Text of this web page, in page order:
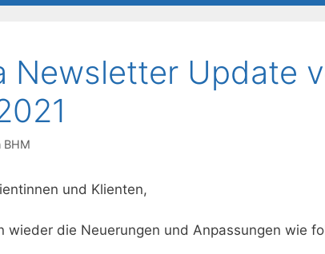
Newsletter Update
BHM
und Klienten,
wieder die Neuerungen und Anpassungen wie